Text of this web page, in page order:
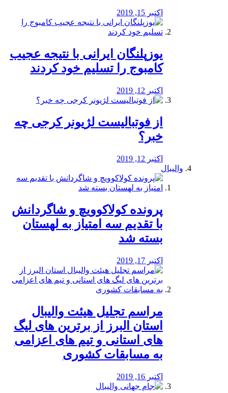
اکتبر 15, 2019
یوزپلنگان ایرانی با نتیجه عجیب
کامبوج را تسلیم خود کردند
اکتبر 12, 2019
از فوتبالیست لژیونر کرجی چه
خبر؟
اکتبر 12, 2019
والیبال
پرونده کولاکوویچ و شاگردانش
با تقدیم سه امتیاز به لهستان
بسته شد
اکتبر 17, 2019
مراسم تجلیل هیئت والیبال
استان البرز از برترین های لیگ
های استانی و تیم های اعزامی
به مسابقات کشوری
اکتبر 16, 2019